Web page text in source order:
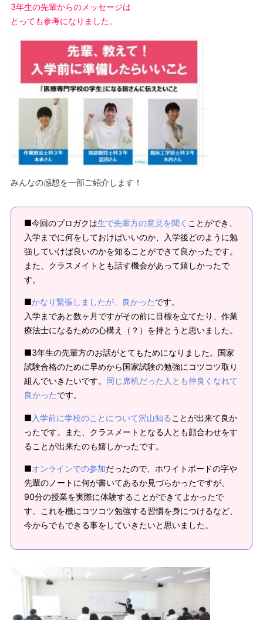
3年生の先輩からのメッセージは
とっても参考になりました。
みんなの感想を一部ご紹介します！
■今回のプロガクは生で先輩方の意見を聞く ことができ、
入学までに何をしておけばいいのか、入学後どのように勉
強していけば良いのかを知ることができて良かったです。
また、クラスメイトとも話す機会があって嬉しかったで
す。
■かなり緊張しましたが、良かったです。
入学まであと数ヶ月ですがその前に目標を立てたり、作業
療法士になるための心構え（？）を持とうと思いました。
■3年生の先輩方のお話がとてもためになりました。国家
試験合格のために早めから国家試験の勉強にコツコツ取り
組んでいきたいです。 同じ席机だった人とも仲良くなれて
良かったです。
■ 入学前に学校のことについて沢山知る ことが出来て良か
ったです。また、クラスメートとなる人とも顔合わせをす
ることが出来たのも嬉しかったです。
■オンラインでの参加だったので、ホワイトボードの字や
先輩のノートに何が書いてあるか見づらかったですが、
90分の授業を実際に体験することができてよかったで
す。これを機にコツコツ勉強する習慣を身につけるなど、
今からでもできる事をしていきたいと思いました。